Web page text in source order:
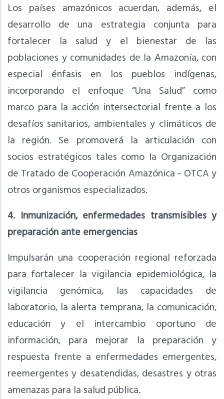
Los países amazónicos acuerdan, además, el
desarrollo de una estrategia conjunta para
fortalecer la salud y el bienestar de las
poblaciones y comunidades de la Amazonía, con
especial énfasis en los pueblos indígenas,
incorporando el enfoque “Una Salud” como
marco para la acción intersectorial frente a los
desafíos sanitarios, ambientales y climáticos de
la región. Se promoverá la articulación con
socios estratégicos tales como la Organización
de Tratado de Cooperación Amazónica - OTCA y
otros organismos especializados.
4. Inmunización, enfermedades transmisibles y
preparación ante emergencias
Impulsarán una cooperación regional reforzada
para fortalecer la vigilancia epidemiológica, la
vigilancia genómica, las capacidades de
laboratorio, la alerta temprana, la comunicación,
educación y el intercambio oportuno de
información, para mejorar la preparación y
respuesta frente a enfermedades emergentes,
reemergentes y desatendidas, desastres y otras
amenazas para la salud pública.